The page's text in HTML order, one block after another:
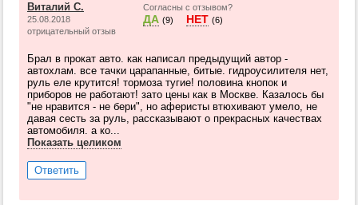
Виталий С.
25.08.2018
отрицательный отзыв
Согласны с отзывом?
ДА (9) НЕТ (6)
Брал в прокат авто. как написал предыдущий автор -
автохлам. все тачки царапанные, битые. гидроусилителя нет,
руль еле крутится! тормоза тугие! половина кнопок и
приборов не работают! зато цены как в Москве. Казалось бы
"не нравится - не бери", но аферисты втюхивают умело, не
давая сесть за руль, рассказывают о прекрасных качествах
автомобиля. а ко...
Показать целиком
Ответить